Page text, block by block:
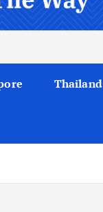
Thailand